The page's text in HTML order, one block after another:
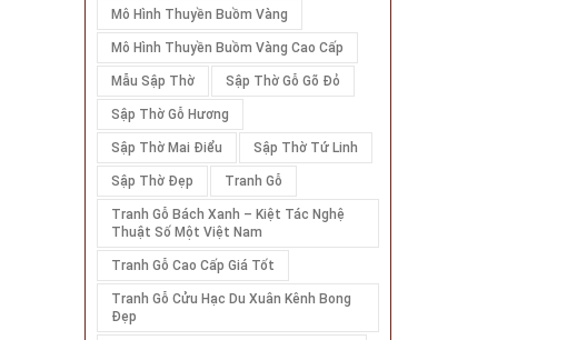
Mô Hình Thuyền Buồm Vàng
Mô Hình Thuyền Buồm Vàng Cao Cấp
Mẫu Sập Thờ Sập Thờ Gỗ Gõ Đỏ
Sập Thờ Gỗ Hương
Sập Thờ Mai Điểu Sập Thờ Tứ Linh
Sập Thờ Đẹp Tranh Gỗ
Tranh Gỗ Bách Xanh – Kiệt Tác Nghệ
Thuật Số Một Việt Nam
Tranh Gỗ Cao Cấp Giá Tốt
Tranh Gỗ Cửu Hạc Du Xuân Kênh Bong
Đẹp